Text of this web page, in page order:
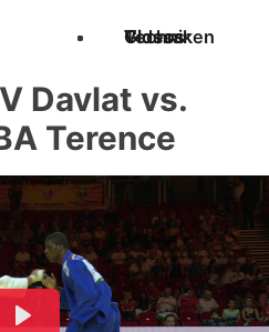
Techniken
Videos
Glossar
Davlat vs.
Terence